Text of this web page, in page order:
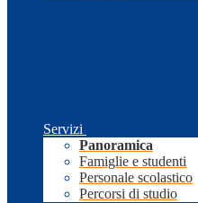
Servizi
Panoramica
Famiglie e studenti
Personale scolastico
Percorsi di studio